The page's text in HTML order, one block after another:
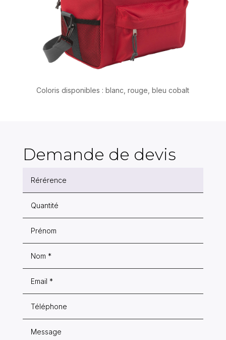
Coloris disponibles : blanc, rouge, bleu cobalt
Demande de devis